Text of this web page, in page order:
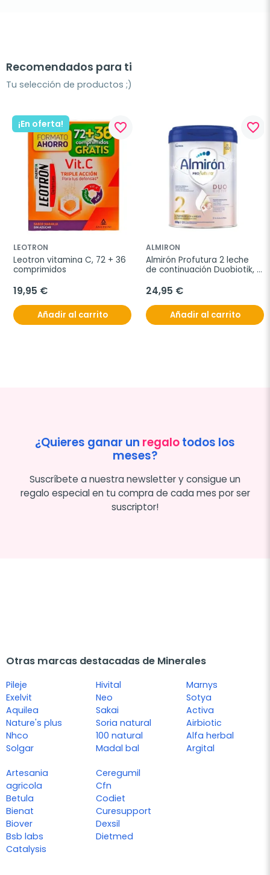
Recomendados para ti
Tu selección de productos ;)
¡En oferta! favorite_border
LEOTRON
Leotron vitamina C, 72 + 36
comprimidos
19,95 €
Añadir al carrito
favorite_border
ALMIRON
Almirón Profutura 2 leche
de continuación Duobiotik,
24,95 €
Añadir al carrito
¿Quieres ganar un regalotodos los
meses?
Suscríbete a nuestra newsletter y consigue un
regalo especial en tu compra de cada mes por ser
suscriptor!
Otras marcas destacadas de Minerales
Pileje
Exelvit
Aquilea
Nature's plus
Nhco
Solgar
Hivital
Neo
Sakai
Soria natural
100 natural
Madal bal
Marnys
Sotya
Activa
Airbiotic
Alfa herbal
Argital
Artesania
agricola
Betula
Bienat
Biover
Bsb labs
Catalysis
Ceregumil
Cfn
Codiet
Curesupport
Dexsil
Dietmed